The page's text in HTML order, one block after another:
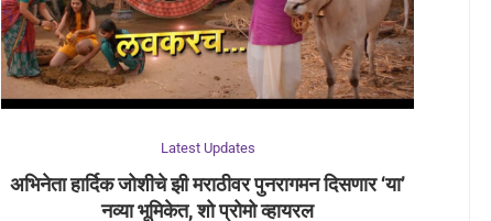
Latest Updates
अभिनेता हार्दिक जोशीचे झी मराठीवर पुनरागमन दिसणार ‘या’
नव्या भूमिकेत, शो प्रोमो व्हायरल